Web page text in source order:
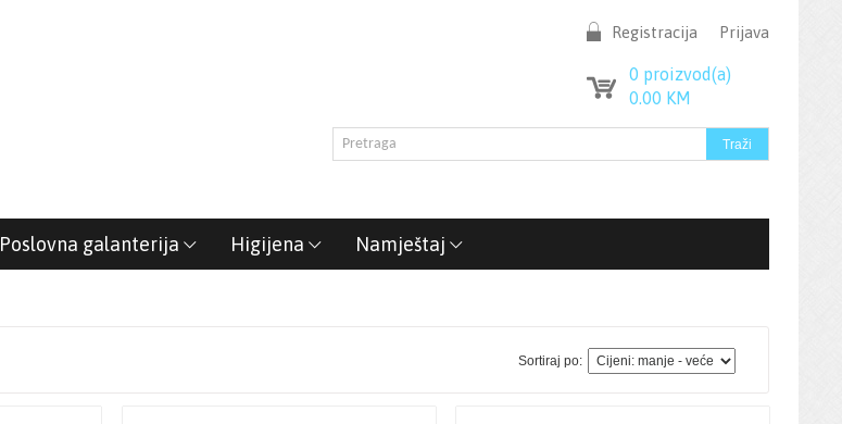
Prijava
Registracija
0 proizvod(a)
0.00 KM
Poslovna galanterija Higijena Namještaj
Sortiraj po: